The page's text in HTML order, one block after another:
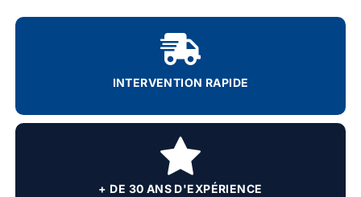
INTERVENTION RAPIDE
+ DE 30 ANS D'EXPÉRIENCE